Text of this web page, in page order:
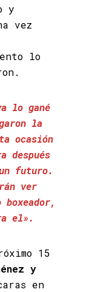
y
vez
lo
lo gané
la
ocasión
después
futuro.
ver
el».
15
y
en